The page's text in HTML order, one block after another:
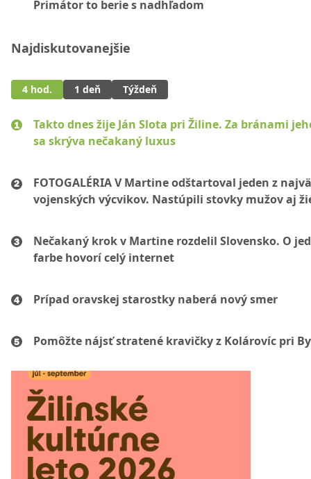
Primátor to berie s nadhľadom
Najdiskutovanejšie
4 hod. 1 deň Týždeň
Takto dnes žije Ján Slota pri Žiline. Za bránami
sa skrýva nečakaný luxus
FOTOGALÉRIA V Martine odštartoval jeden z
vojenských výcvikov. Nastúpili stovky mužov aj
Nečakaný krok v Martine rozdelil Slovensko. O
farbe hovorí celý internet
Prípad oravskej starostky naberá nový smer
Pomôžte nájsť stratené kravičky z Kolárovíc pri